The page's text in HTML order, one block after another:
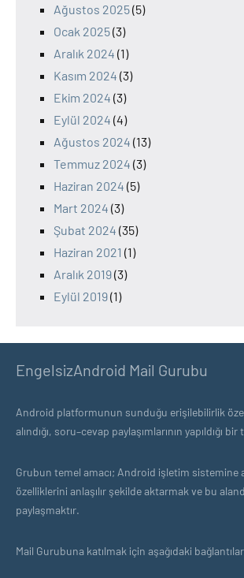
Ağustos 2025(5)
Ocak 2025(3)
Aralık 2024 (1)
Kasım 2024 (3)
Ekim 2024 (3)
Eylül 2024 (4)
Ağustos 2024 (13)
Temmuz 2024 (3)
Haziran 2024 (5)
Mart 2024 (3)
Şubat 2024 (35)
Haziran 2021 (1)
Aralık 2019(3)
Eylül 2019(1)
EngelsizAndroid Mail Gurubu
Android platformunun sunduğu erişilebilirlik
alındığı, soru–cevap paylaşımlarının yapıldığı
Grubun temel amacı; Android işletim sistemine
özelliklerini anlaşılır şekilde aktarmak ve bu
paylaşmaktır.
Mail Gurubuna katılmak için aşağıdaki